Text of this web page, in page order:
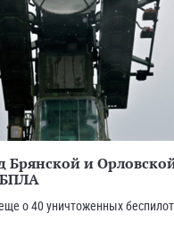
Брянской и
о 40 уничтоженных